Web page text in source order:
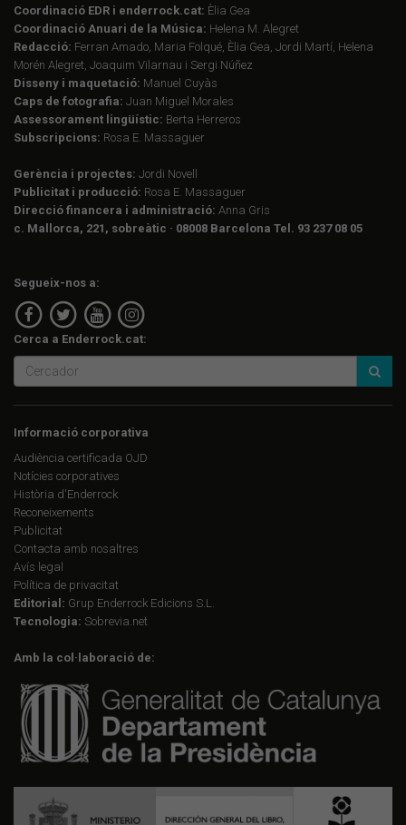
Coordinació EDR i enderrock.cat: Èlia Gea
Coordinació Anuari de la Música: Helena M. Alegret
Redacció: Ferran Amado, Maria Folqué, Èlia Gea, Jordi Martí, Helena
Morén Alegret, Joaquim Vilarnau i Sergi Núñez
Disseny i maquetació: Manuel Cuyàs
Caps de fotografia: Juan Miguel Morales
Assessorament lingüístic: Berta Herreros
Subscripcions: Rosa E. Massaguer
Gerència i projectes: Jordi Novell
Publicitat i producció: Rosa E. Massaguer
Direcció financera i administració: Anna Gris
c. Mallorca, 221, sobreàtic · 08008 Barcelona Tel. 93 237 08 05
Segueix-nos a:
Cerca a Enderrock.cat:
Informació corporativa
Audiència certificada OJD
Notícies corporatives
Història d'Enderrock
Reconeixements
Publicitat
Contacta amb nosaltres
Avís legal
Política de privacitat
Editorial: Grup Enderrock Edicions S.L.
Tecnologia: Sobrevia.net
Amb la col·laboració de: